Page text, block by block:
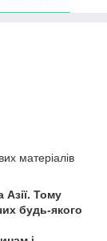
матеріалів
Тому
будь-якого